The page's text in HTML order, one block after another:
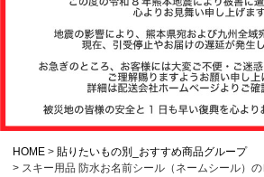
HOME
貼りたいもの別_おすすめ商品グループ
スキー用品 防水お名前シール（ネームシール）の